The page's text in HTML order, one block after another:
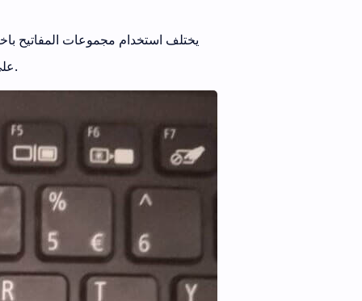
يختلف استخدام مجموعات المفاتيح
على مفتاح وظيفي أو مفتاح مخصص يمكنك الضغط عليه لتمكين وضع السكون.